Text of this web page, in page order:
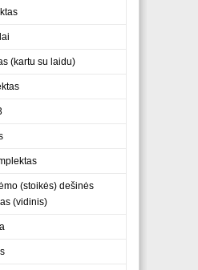
(kartu su laidu)
(stoikės) dešinės
(vidinis)